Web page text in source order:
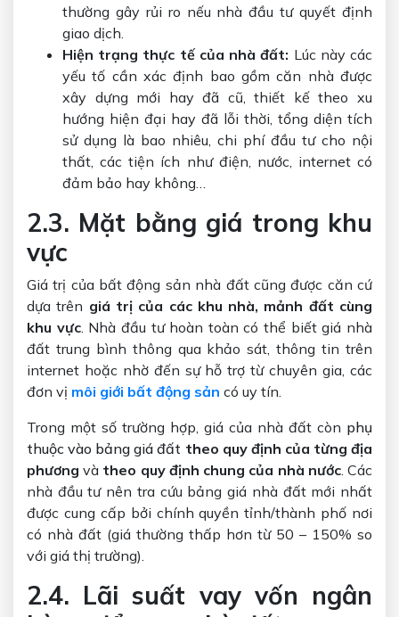
thường gây rủi ro nếu nhà đầu tư quyết định
giao dịch.
Hiện trạng thực tế của nhà đất: Lúc này các
yếu tố cần xác định bao gồm căn nhà được
xây dựng mới hay đã cũ, thiết kế theo xu
hướng hiện đại hay đã lỗi thời, tổng diện tích
sử dụng là bao nhiêu, chi phí đầu tư cho nội
thất, các tiện ích như điện, nước, internet có
đảm bảo hay không…
2.3. Mặt bằng giá trong khu
vực
Giá trị của bất động sản nhà đất cũng được căn cứ
dựa trên giá trị của các khu nhà, mảnh đất cùng
khu vực. Nhà đầu tư hoàn toàn có thể biết giá nhà
đất trung bình thông qua khảo sát, thông tin trên
internet hoặc nhờ đến sự hỗ trợ từ chuyên gia, các
đơn vị môi giới bất động sản có uy tín.
Trong một số trường hợp, giá của nhà đất còn phụ
thuộc vào bảng giá đất theo quy định của từng địa
phương và theo quy định chung của nhà nước. Các
nhà đầu tư nên tra cứu bảng giá nhà đất mới nhất
được cung cấp bởi chính quyền tỉnh/thành phố nơi
có nhà đất (giá thường thấp hơn từ 50 – 150% so
với giá thị trường).
2.4. Lãi suất vay vốn ngân